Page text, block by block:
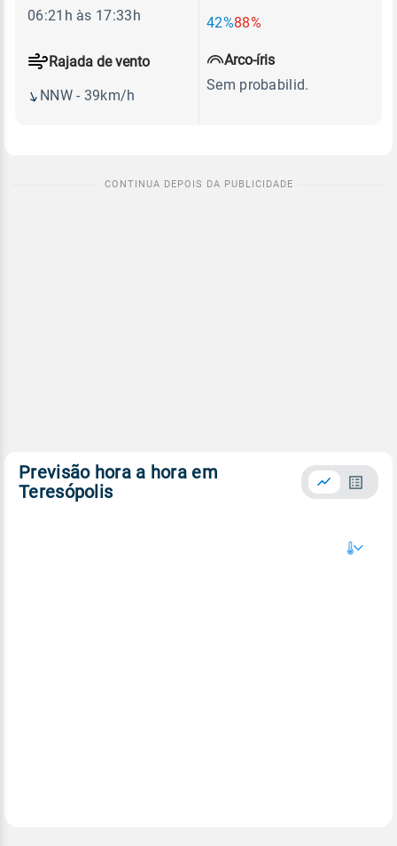
42%88%
Rajada de vento
NNW - 39km/h
06:21h às 17:33h
Arco-íris
Sem probabilid.
Previsão hora a hora em
Teresópolis